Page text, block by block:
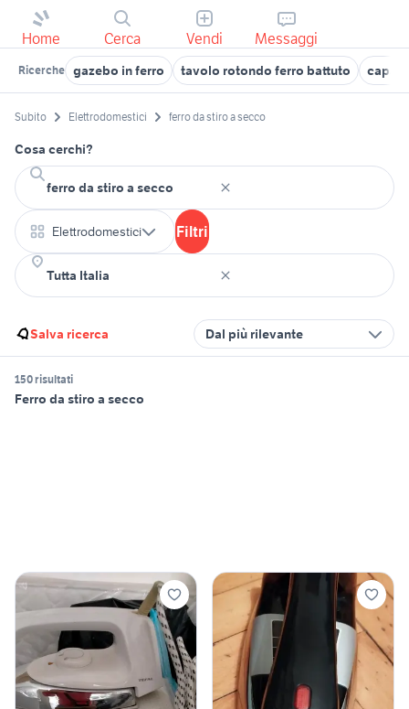
Home Cerca Vendi Messaggi
Ricerche gazebo in ferro tavolo rotondo ferro battuto
Subito Elettrodomestici ferro da stiro a secco
Cosa cerchi?
Elettrodomestici Filtri
Salva ricerca Dal più rilevante
150 risultati
Ferro da stiro a secco